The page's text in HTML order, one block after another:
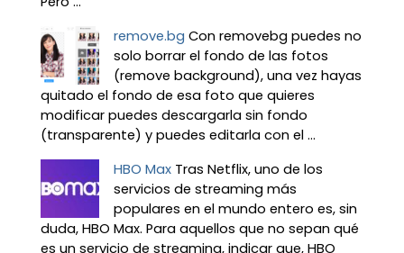
remove.bg Con removebg puedes no
solo borrar el fondo de las fotos
(remove background), una vez hayas
quitado el fondo de esa foto que quieres
modificar puedes descargarla sin fondo
(transparente) y puedes editarla con el ...
HBO Max Tras Netflix, uno de los
servicios de streaming más
populares en el mundo entero es, sin
duda, HBO Max. Para aquellos que no sepan qué
es un servicio de streaming, indicar que, HBO